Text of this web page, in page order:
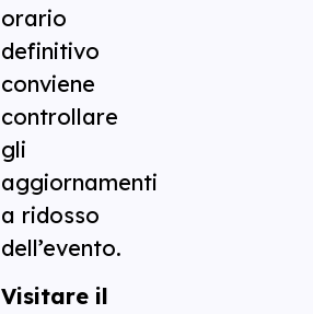
orario
definitivo
conviene
controllare
gli
aggiornamenti
a ridosso
dell’evento.
Visitare il